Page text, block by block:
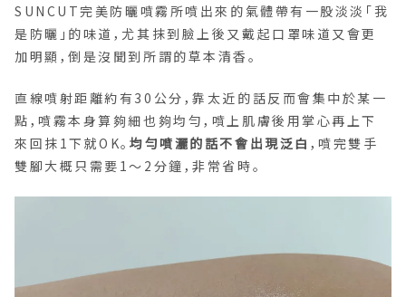
SUNCUT完美防曬噴霧所噴出來的氣體帶有一股淡淡「我
是防曬」的味道，尤其抹到臉上後又戴起口罩味道又會更
加明顯，倒是沒聞到所謂的草本清香。
直線噴射距離約有30公分，靠太近的話反而會集中於某一
點，噴霧本身算夠細也夠均勻，噴上肌膚後用掌心再上下
來回抹1下就OK。均勻噴灑的話不會出現泛白 ，噴完雙手
雙腳大概只需要1～2分鐘，非常省時。